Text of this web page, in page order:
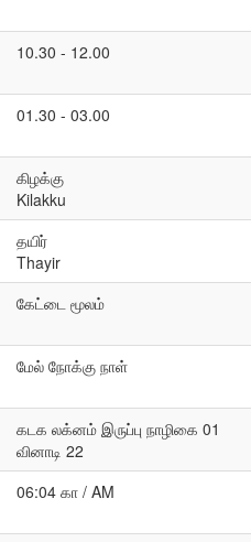
10.30 - 12.00
01.30 - 03.00
கிழக்கு
Kilakku
தயிர்
Thayir
கேட்டை மூலம்
மேல் நோக்கு நாள்
கடக லக்னம் இருப்பு நாழிகை 01
வினாடி 22
06:04 கா / AM